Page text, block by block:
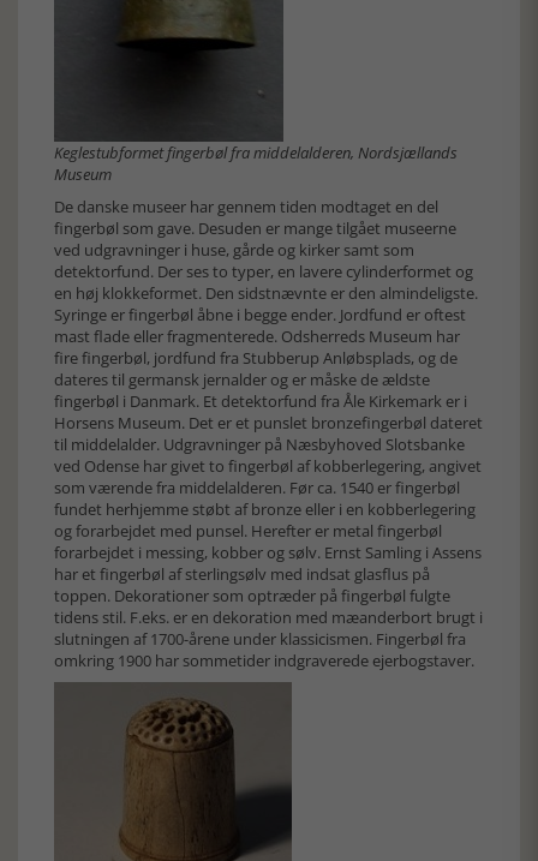
Keglestubformet fingerbøl fra middelalderen, Nordsjællands
Museum
De danske museer har gennem tiden modtaget en del
fingerbøl som gave. Desuden er mange tilgået museerne
ved udgravninger i huse, gårde og kirker samt som
detektorfund. Der ses to typer, en lavere cylinderformet og
en høj klokkeformet. Den sidstnævnte er den almindeligste.
Syringe er fingerbøl åbne i begge ender. Jordfund er oftest
mast flade eller fragmenterede. Odsherreds Museum har
fire fingerbøl, jordfund fra Stubberup Anløbsplads, og de
dateres til germansk jernalder og er måske de ældste
fingerbøl i Danmark. Et detektorfund fra Åle Kirkemark er i
Horsens Museum. Det er et punslet bronzefingerbøl dateret
til middelalder. Udgravninger på Næsbyhoved Slotsbanke
ved Odense har givet to fingerbøl af kobberlegering, angivet
som værende fra middelalderen. Før ca. 1540 er fingerbøl
fundet herhjemme støbt af bronze eller i en kobberlegering
og forarbejdet med punsel. Herefter er metal fingerbøl
forarbejdet i messing, kobber og sølv. Ernst Samling i Assens
har et fingerbøl af sterlingsølv med indsat glasflus på
toppen. Dekorationer som optræder på fingerbøl fulgte
tidens stil. F.eks. er en dekoration med mæanderbort brugt i
slutningen af 1700-årene under klassicismen. Fingerbøl fra
omkring 1900 har sommetider indgraverede ejerbogstaver.